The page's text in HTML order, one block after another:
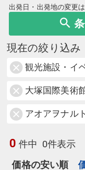
出発日・出発地の変更
現在の絞り込み
観光施設・イ
大塚国際美術
アオアヲナル
0 件中 0件表示
価格の安い順